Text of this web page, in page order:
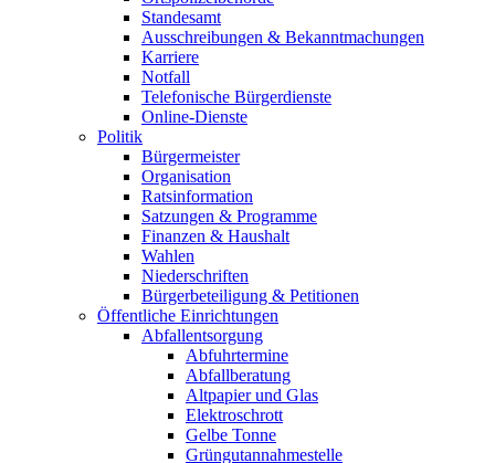
Standesamt
Ausschreibungen & Bekanntmachungen
Karriere
Notfall
Telefonische Bürgerdienste
Online-Dienste
Politik
Bürgermeister
Organisation
Ratsinformation
Satzungen & Programme
Finanzen & Haushalt
Wahlen
Niederschriften
Bürgerbeteiligung & Petitionen
Öffentliche Einrichtungen
Abfallentsorgung
Abfuhrtermine
Abfallberatung
Altpapier und Glas
Elektroschrott
Gelbe Tonne
Grüngutannahmestelle